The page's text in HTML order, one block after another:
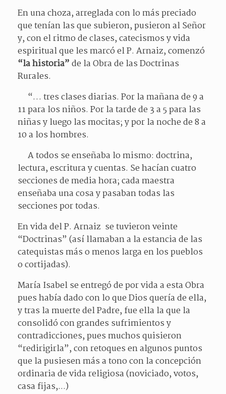
En una choza, arreglada con lo más preciado
que tenían las que subieron, pusieron al Señor
y, con el ritmo de clases, catecismos y vida
espiritual que les marcó el P. Arnaiz, comenzó
“la historia”de la Obra de las Doctrinas
Rurales.
“… tres clases diarias. Por la mañana de 9 a
11 para los niños. Por la tarde de 3 a 5 para las
niñas y luego las mocitas; y por la noche de 8 a
10 a los hombres.
A todos se enseñaba lo mismo: doctrina,
lectura, escritura y cuentas. Se hacían cuatro
secciones de media hora; cada maestra
enseñaba una cosa y pasaban todas las
secciones por todas.
En vida del P. Arnaiz se tuvieron veinte
“Doctrinas” (así llamaban a la estancia de las
catequistas más o menos larga en los pueblos
o cortijadas).
María Isabel se entregó de por vida a esta Obra
pues había dado con lo que Dios quería de ella,
y tras la muerte del Padre, fue ella la que la
consolidó con grandes sufrimientos y
contradicciones, pues muchos quisieron
“redirigirla”, con retoques en algunos puntos
que la pusiesen más a tono con la concepción
ordinaria de vida religiosa (noviciado, votos,
casa fijas,...)